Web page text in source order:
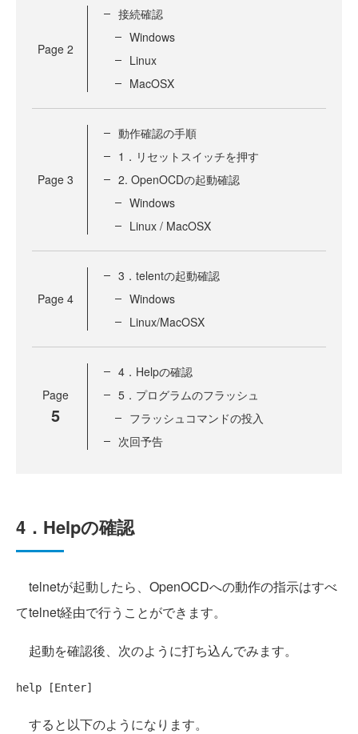
Page 2
接続確認
Windows
Linux
MacOSX
Page 3
動作確認の手順
1．リセットスイッチを押す
2. OpenOCDの起動確認
Windows
Linux / MacOSX
Page 4
3．telentの起動確認
Windows
Linux/MacOSX
Page
5
4．Helpの確認
5．プログラムのフラッシュ
フラッシュコマンドの投入
次回予告
4．Helpの確認
telnetが起動したら、OpenOCDへの動作の指示はすべ
てtelnet経由で行うことができます。
起動を確認後、次のように打ち込んでみます。
help [Enter]
すると以下のようになります。